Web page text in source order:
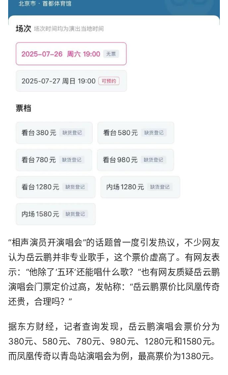
“相声演员开演唱会”的话题曾一度引发热议，不少网友
认为岳云鹏并非专业歌手，这个票价虚高了。有网友表
示：“他除了‘五环’还能唱什么歌？”也有网友质疑岳云鹏
演唱会门票定价过高，发帖称：“岳云鹏票价比凤凰传奇
还贵，合理吗？”
据东方财经，记者查询发现，岳云鹏演唱会票价分为
380元、580元、780元、980元、1280元和1580元。
而凤凰传奇以青岛站演唱会为例，最高票价为1380元。